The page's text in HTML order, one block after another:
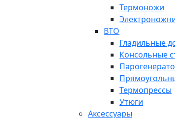
Термоножи
ВТО
Гладильные
Консольные
Термопрессы
Утюги
Аксессуары